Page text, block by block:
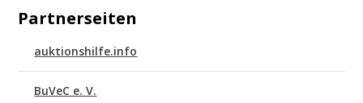
Partnerseiten
auktionshilfe.info
BuVeC e. V.